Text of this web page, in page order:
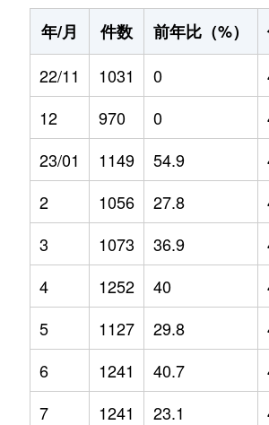
年/月
件数 前年比（%）
22/11
1031 0
12
970 0
23/01
1149 54.9
2
1056 27.8
3
1073 36.9
4
1252 40
5
1127 29.8
6
1241 40.7
7
1241 23.1